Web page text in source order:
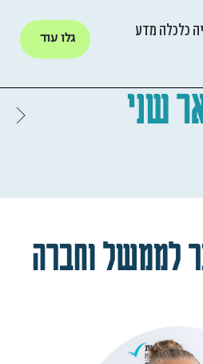
כלכלה מדע
גלו עוד
שני
לממשל וחברה